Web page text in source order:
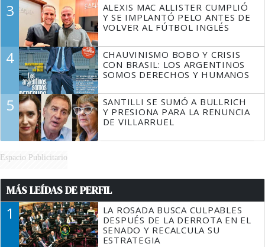
3
ALEXIS MAC ALLISTER CUMPLIÓ
Y SE IMPLANTÓ PELO ANTES DE
VOLVER AL FÚTBOL INGLÉS
4
CHAUVINISMO BOBO Y CRISIS
CON BRASIL: LOS ARGENTINOS
SOMOS DERECHOS Y HUMANOS
5
SANTILLI SE SUMÓ A BULLRICH
Y PRESIONA PARA LA RENUNCIA
DE VILLARRUEL
Espacio Publicitario
MÁS LEÍDAS DE PERFIL
1
LA ROSADA BUSCA CULPABLES
DESPUÉS DE LA DERROTA EN EL
SENADO Y RECALCULA SU
ESTRATEGIA